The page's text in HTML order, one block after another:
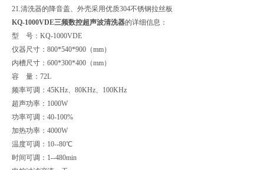
21.清洗器的降音盖、外壳采用优质304不锈钢拉丝板
KQ-1000VDE三频数控超声波清洗器的详细信息：
型 号：KQ-1000VDE
仪器尺寸：800*540*900（mm）
内槽尺寸：600*300*400（mm）
容 量：72L
频率可调：45KHz、80KHz、100KHz
超声功率：1000W
功率可调：40-100%
加热功率：4000W
温度可调：10--80℃
时间可调：1--480min